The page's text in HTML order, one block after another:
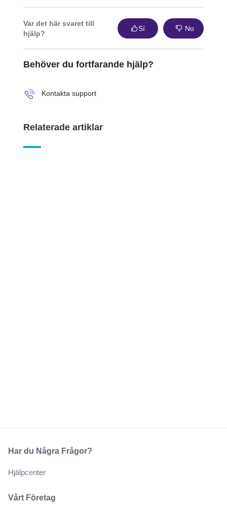
Var det här svaret till
hjälp?
Sí No
Behöver du fortfarande hjälp?
Kontakta support
Relaterade artiklar
Vårt Företag
Har du Några Frågor?
Hjälpcenter